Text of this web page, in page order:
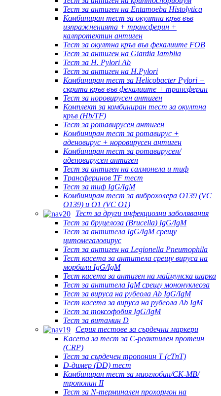
Тест за антиген на Entamoeba Histolytica
Комбиниран тест за окултна кръв във
изпражненията + трансферин +
калпротектин антиген
Тест за окултна кръв във фекалиите FOB
Тест за антиген на Giardia Iamblia
Тест за H. Pylori Ab
Тест за антиген на H.Pylori
Комбиниран тест за Helicobacter Pylori +
скрита кръв във фекалиите + трансферин
Тест за норовирусен антиген
Комплект за комбиниран тест за окултна
кръв (Hb/TF)
Тест за ротавирусен антиген
Комбиниран тест за ротавирус +
аденовирус + норовирусен антиген
Комбиниран тест за ротавирусен/
аденовирусен антиген
Тест за антиген на салмонела и тиф
Трансферинов TF тест
Тест за тиф IgG/IgM
Комбиниран тест за виброхолера O139 (VC
O139) и O1 (VC O1)
Тест за други инфекциозни заболявания
Тест за бруцелоза (Brucella) IgG/IgM
Тест за антитела IgG/IgM срещу
цитомегаловирус
Тест за антиген на Legionella Pneumophila
Тест касета за антитела срещу вируса на
морбили IgG/IgM
Тест касета за антиген на маймунска шарка
Тест за антитела IgM срещу мононуклеоза
Тест за вируса на рубеола Ab IgG/IgM
Тест касета за вируса на рубеола Ab IgM
Тест за токсофобия IgG/IgM
Тест за витамин D
Серия тестове за сърдечни маркери
Касета за тест за C-реактивен протеин
(CRP)
Тест за сърдечен тропонин Т (cTnT)
D-димер (DD) тест
Комбиниран тест за миоглобин/CK-MB/
тропонин II
Тест за N-терминален прохормон на